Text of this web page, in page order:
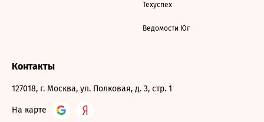
Техуспех
Ведомости Юг
Контакты
127018, г. Москва, ул. Полковая, д. 3, стр. 1
На карте